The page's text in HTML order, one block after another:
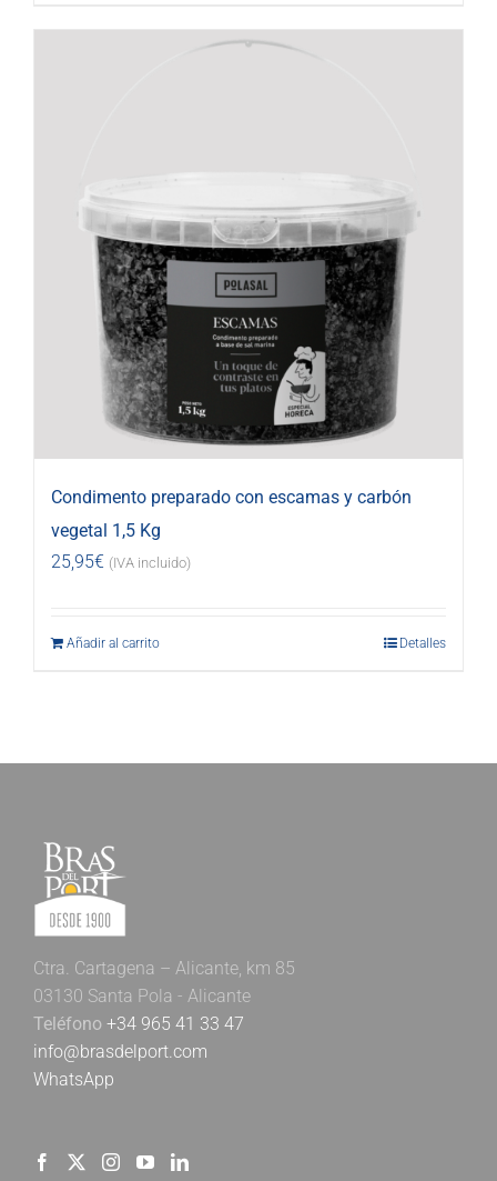
Condimento preparado con escamas y carbón
vegetal 1,5 Kg
25,95€ (IVA incluido)
Añadir al carrito Detalles
Ctra. Cartagena – Alicante, km 85
03130 Santa Pola - Alicante
Teléfono +34 965 41 33 47
info@brasdelport.com
WhatsApp